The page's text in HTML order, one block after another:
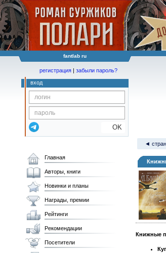
fantlab ru
регистрация | забыли пароль?
вход
OK
◄
Книжные
Главная
Авторы, книги
Новинки и планы
Награды, премии
Рейтинги
Рекомендации
Посетители